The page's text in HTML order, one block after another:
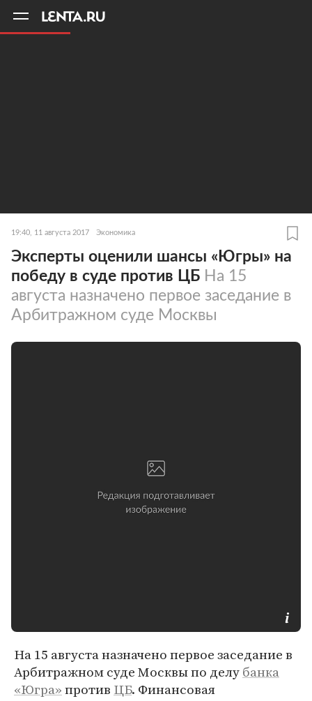
19:40, 11 августа 2017 Экономика
Эксперты оценили шансы «Югры» на
победу в суде против ЦБ На 15
августа назначено первое заседание в
Арбитражном суде Москвы
На 15 августа назначено первое заседание в
Арбитражном суде Москвы по делубанка
«Югра»против ЦБ. Финансовая